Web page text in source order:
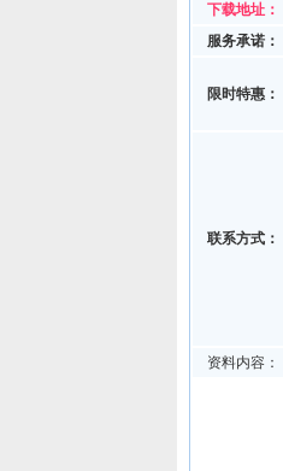
下载地址：
服务承诺：
限时特惠：
联系方式：
资料内容：